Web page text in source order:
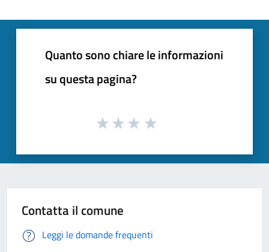
Quanto sono chiare le informazioni
su questa pagina?
Contatta il comune
Leggi le domande frequenti